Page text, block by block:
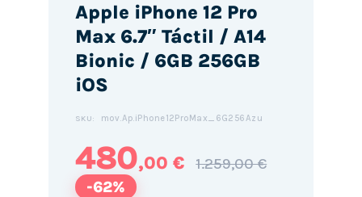
Apple iPhone 12 Pro
Max 6.7″ Táctil / A14
Bionic / 6GB 256GB
iOS
SKU: mov.Ap.iPhone12ProMax_6G256Azu
480,00 € 1.259,00 €
-62%